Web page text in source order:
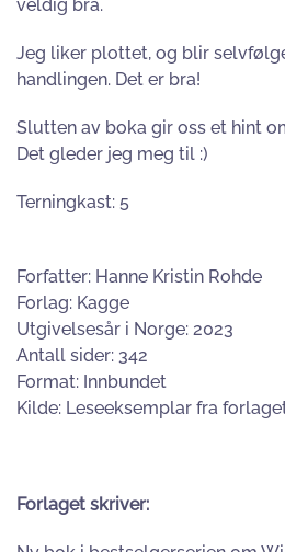
veldig bra.
Jeg liker plottet, og blir
handlingen. Det er bra!
Slutten av boka gir oss et hint
Det gleder jeg meg til :)
Terningkast: 5
Forfatter: Hanne Kristin Rohde
Forlag: Kagge
Utgivelsesår i Norge: 2023
Antall sider: 342
Format: Innbundet
Kilde: Leseeksemplar fra
Forlaget skriver: